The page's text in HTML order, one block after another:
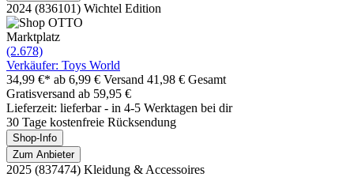
2024 (836101) Wichtel Edition
Marktplatz
(2.678)
Verkäufer: Toys World
34,99 €* ab 6,99 € Versand 41,98 € Gesamt
Gratisversand ab 59,95 €
Lieferzeit: lieferbar - in 4-5 Werktagen bei dir
30 Tage kostenfreie Rücksendung
Shop-Info
Zum Anbieter
2025 (837474) Kleidung & Accessoires